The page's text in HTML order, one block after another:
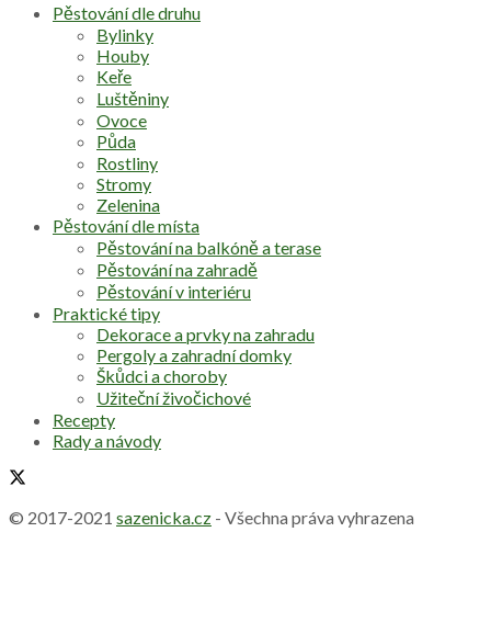
Pěstování dle druhu
Bylinky
Houby
Keře
Luštěniny
Ovoce
Půda
Rostliny
Stromy
Zelenina
Pěstování dle místa
Pěstování na balkóně a terase
Pěstování na zahradě
Pěstování v interiéru
Praktické tipy
Dekorace a prvky na zahradu
Pergoly a zahradní domky
Škůdci a choroby
Užiteční živočichové
Recepty
Rady a návody
© 2017-2021 sazenicka.cz - Všechna práva vyhrazena